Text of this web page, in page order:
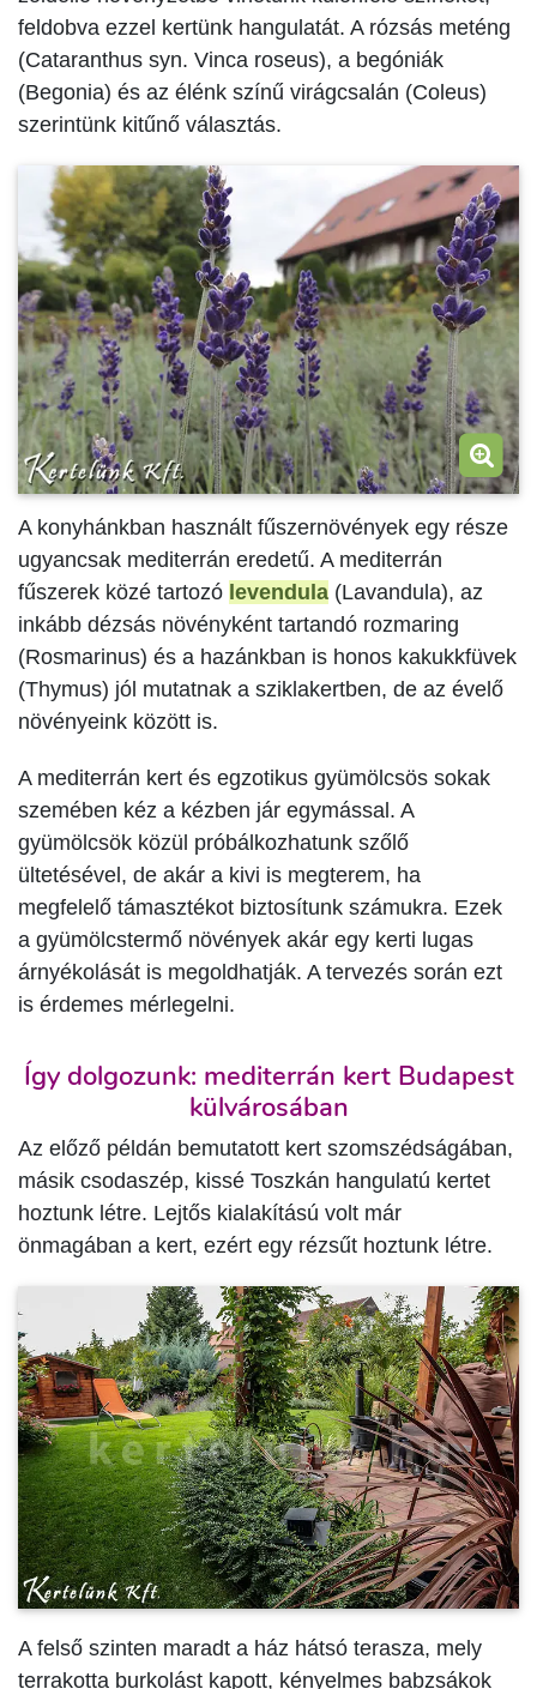
feldobva ezzel kertünk hangulatát. A rózsás meténg
(Cataranthus syn. Vinca roseus), a begóniák
(Begonia) és az élénk színű virágcsalán (Coleus)
szerintünk kitűnő választás.
A konyhánkban használt fűszernövények egy része
ugyancsak mediterrán eredetű. A mediterrán
fűszerek közé tartozó levendula (Lavandula), az
inkább dézsás növényként tartandó rozmaring
(Rosmarinus) és a hazánkban is honos kakukkfüvek
(Thymus) jól mutatnak a sziklakertben, de az évelő
növényeink között is.
A mediterrán kert és egzotikus gyümölcsös sokak
szemében kéz a kézben jár egymással. A
gyümölcsök közül próbálkozhatunk szőlő
ültetésével, de akár a kivi is megterem, ha
megfelelő támasztékot biztosítunk számukra. Ezek
a gyümölcstermő növények akár egy kerti lugas
árnyékolását is megoldhatják. A tervezés során ezt
is érdemes mérlegelni.
Így dolgozunk: mediterrán kert Budapest
külvárosában
Az előző példán bemutatott kert szomszédságában,
másik csodaszép, kissé Toszkán hangulatú kertet
hoztunk létre. Lejtős kialakítású volt már
önmagában a kert, ezért egy rézsűt hoztunk létre.
A felső szinten maradt a ház hátsó terasza, mely
terrakotta burkolást kapott, kényelmes babzsákok